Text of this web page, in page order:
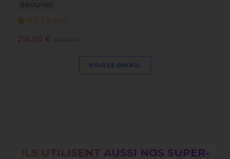
Serrurier
0.0 | 0 avis
214,50 €
VOIR LE PROFIL
ILS UTILISENT AUSSI NOS SUPER-